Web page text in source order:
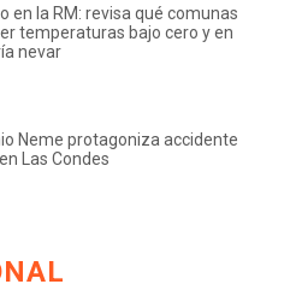
en la RM: revisa qué comunas
temperaturas bajo cero y en
nevar
Neme protagoniza accidente
Las Condes